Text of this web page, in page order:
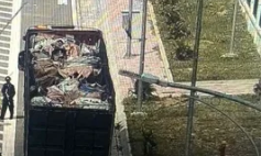
trên
vực vịnh